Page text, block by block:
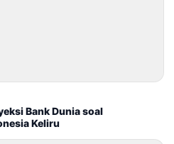
Bank Dunia soal
Keliru